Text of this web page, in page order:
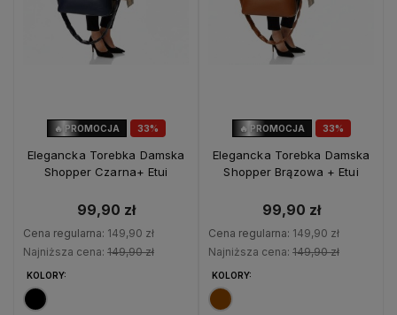
33%
🔥 PROMOCJA
Elegancka Torebka Damska
Shopper Czarna+ Etui
99,90 zł
Cena regularna: 149,90 zł
Najniższa cena: 149,90 zł
KOLORY:
33%
🔥 PROMOCJA
Elegancka Torebka Damska
Shopper Brązowa + Etui
99,90 zł
Cena regularna: 149,90 zł
Najniższa cena: 149,90 zł
KOLORY: